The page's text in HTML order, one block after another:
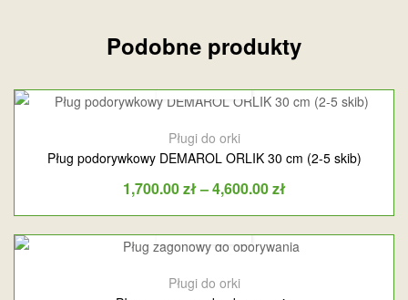
Podobne produkty
Pługi do orki
Pług podorywkowy DEMAROL ORLIK 30 cm (2-5 skib)
1,700.00zł–4,600.00zł
Pługi do orki